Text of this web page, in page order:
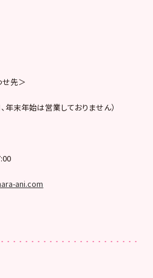
先＞
末年始は営業しておりません）
ani.com